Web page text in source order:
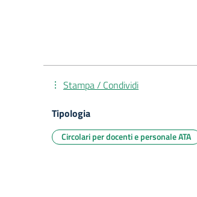
Stampa / Condividi
Tipologia
Circolari per docenti e personale ATA